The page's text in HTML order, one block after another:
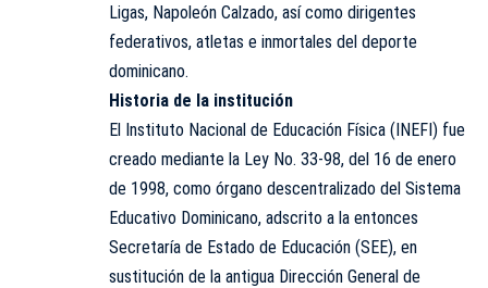
Ligas, Napoleón Calzado, así como dirigentes
federativos, atletas e inmortales del deporte
dominicano.
Historia de la institución
El Instituto Nacional de Educación Física (INEFI) fue
creado mediante la Ley No. 33-98, del 16 de enero
de 1998, como órgano descentralizado del Sistema
Educativo Dominicano, adscrito a la entonces
Secretaría de Estado de Educación (SEE), en
sustitución de la antigua Dirección General de